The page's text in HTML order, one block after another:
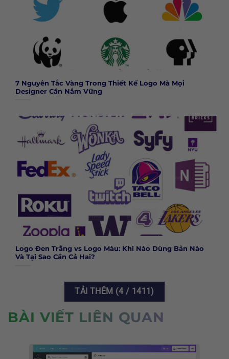
7 Nguyên Tắc Vàng Trong Thiết Kế Logo Mà Mọi
Designer Cần Nắm Vững
Logo Đen Trắng vs Logo Màu: Khi Nào Dùng Bản Nào
Và Tại Sao Cần Cả Hai?
TẢI THÊM (4/ 1411)
BÀI VIẾT LIÊN QUAN